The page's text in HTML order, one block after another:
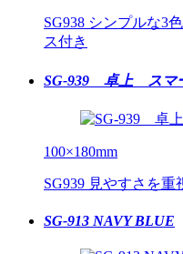
SG938 シンプルな3
ス付き
SG-939 卓上 スマ
100×180mm
SG939 見やすさを重
SG-913 NAVY BLUE